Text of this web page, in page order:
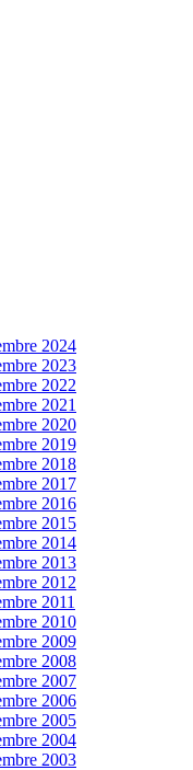
2024
2023
2022
2021
2020
2019
2018
2017
2016
2015
2014
2013
2012
2011
2010
2009
2008
2007
2006
2005
2004
2003